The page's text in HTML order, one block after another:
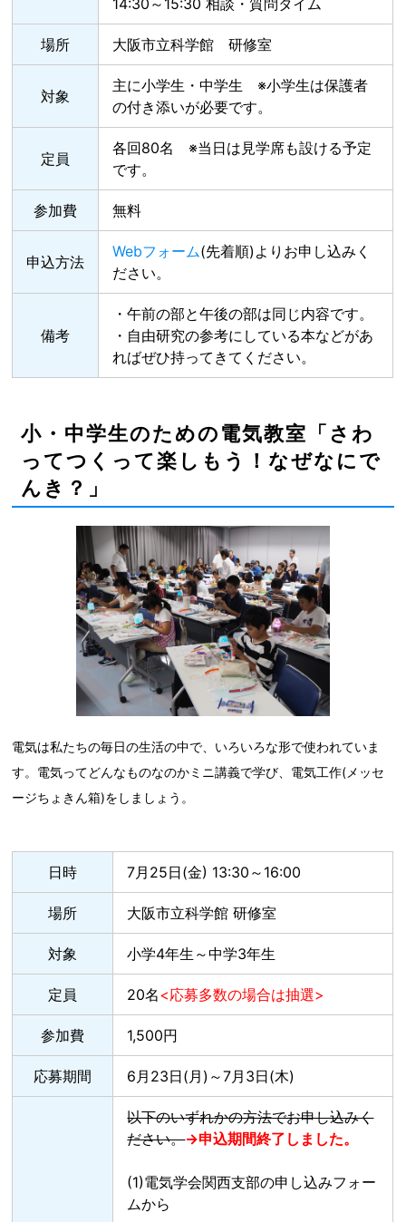
場所 大阪市立科学館 研修室
対象
主に小学生・中学生 ※小学生は保護者
の付き添いが必要です。
定員
各回80名 ※当日は見学席も設ける予定
です。
参加費 無料
申込方法
Webフォーム(先着順)よりお申し込みく
ださい。
備考
・午前の部と午後の部は同じ内容です。
・自由研究の参考にしている本などがあ
ればぜひ持ってきてください。
小・中学生のための電気教室「さわ
ってつくって楽しもう！なぜなにで
んき？」
電気は私たちの毎日の生活の中で、いろいろな形で使われていま
す。電気ってどんなものなのかミニ講義で学び、電気工作(メッセ
ージちょきん箱)をしましょう。
日時 7月25日(金) 13:30～16:00
場所 大阪市立科学館 研修室
対象 小学4年生～中学3年生
定員 20名<応募多数の場合は抽選>
参加費 1,500円
応募期間 6月23日(月)～7月3日(木)
以下のいずれかの方法でお申し込みく
ださい。→申込期間終了しました。
(1)電気学会関西支部の申し込みフォー
ムから